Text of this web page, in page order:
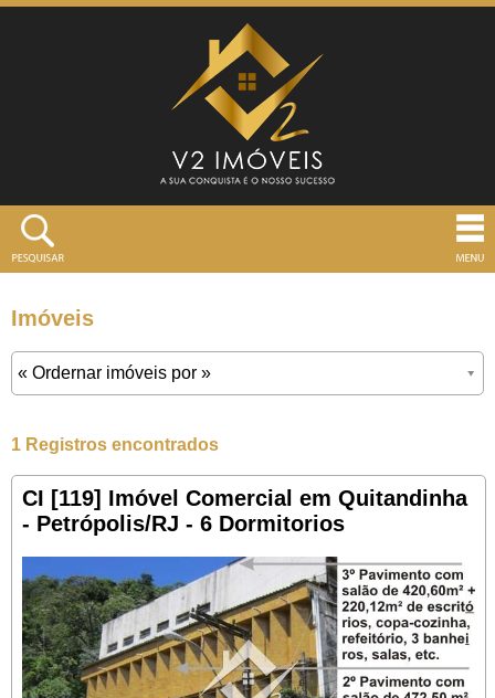
Imóveis
1 Registros encontrados
CI [119] Imóvel Comercial em Quitandinha
- Petrópolis/RJ - 6 Dormitorios